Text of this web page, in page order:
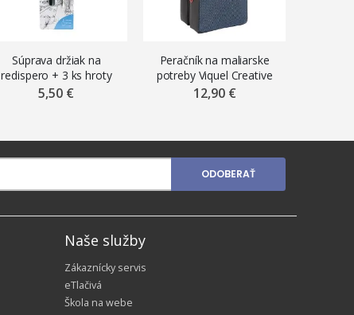
Súprava držiak na
redispero + 3 ks hroty
5,50 €
Peračník na maliarske
potreby Viquel Creative
Gallery
12,90 €
ODOBERAŤ
Naše služby
Zákaznícky servis
eTlačivá
Škola na webe